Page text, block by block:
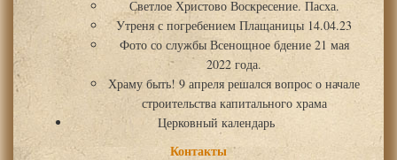
Светлое Христово Воскресение. Пасха.
Утреня с погребением Плащаницы 14.04.23
Фото со службы Всенощное бдение 21 мая
2022 года.
Храму быть! 9 апреля решался вопрос о начале
строительства капитального храма
Церковный календарь
Контакты